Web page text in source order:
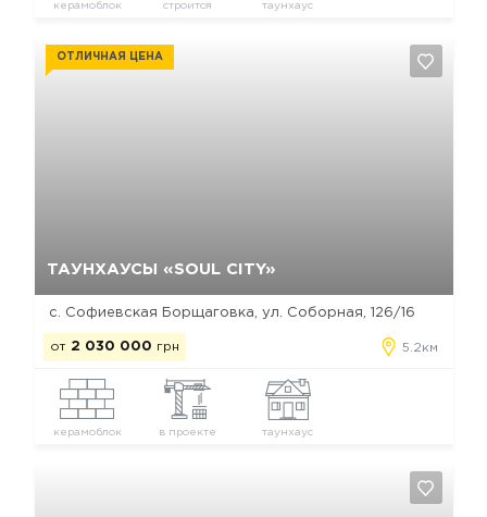
керамоблок строится таунхаус
ТАУНХАУСЫ «SOUL CITY»
ОТЛИЧНАЯ ЦЕНА
с. Софиевская Борщаговка, ул. Соборная, 126/16
от 2 030 000 грн 5.2км
керамоблок в проекте таунхаус